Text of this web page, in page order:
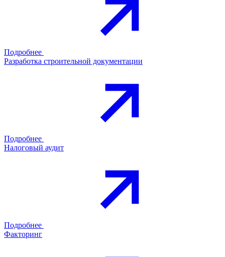
Подробнее
Разработка строительной документации
Подробнее
Налоговый аудит
Подробнее
Факторинг